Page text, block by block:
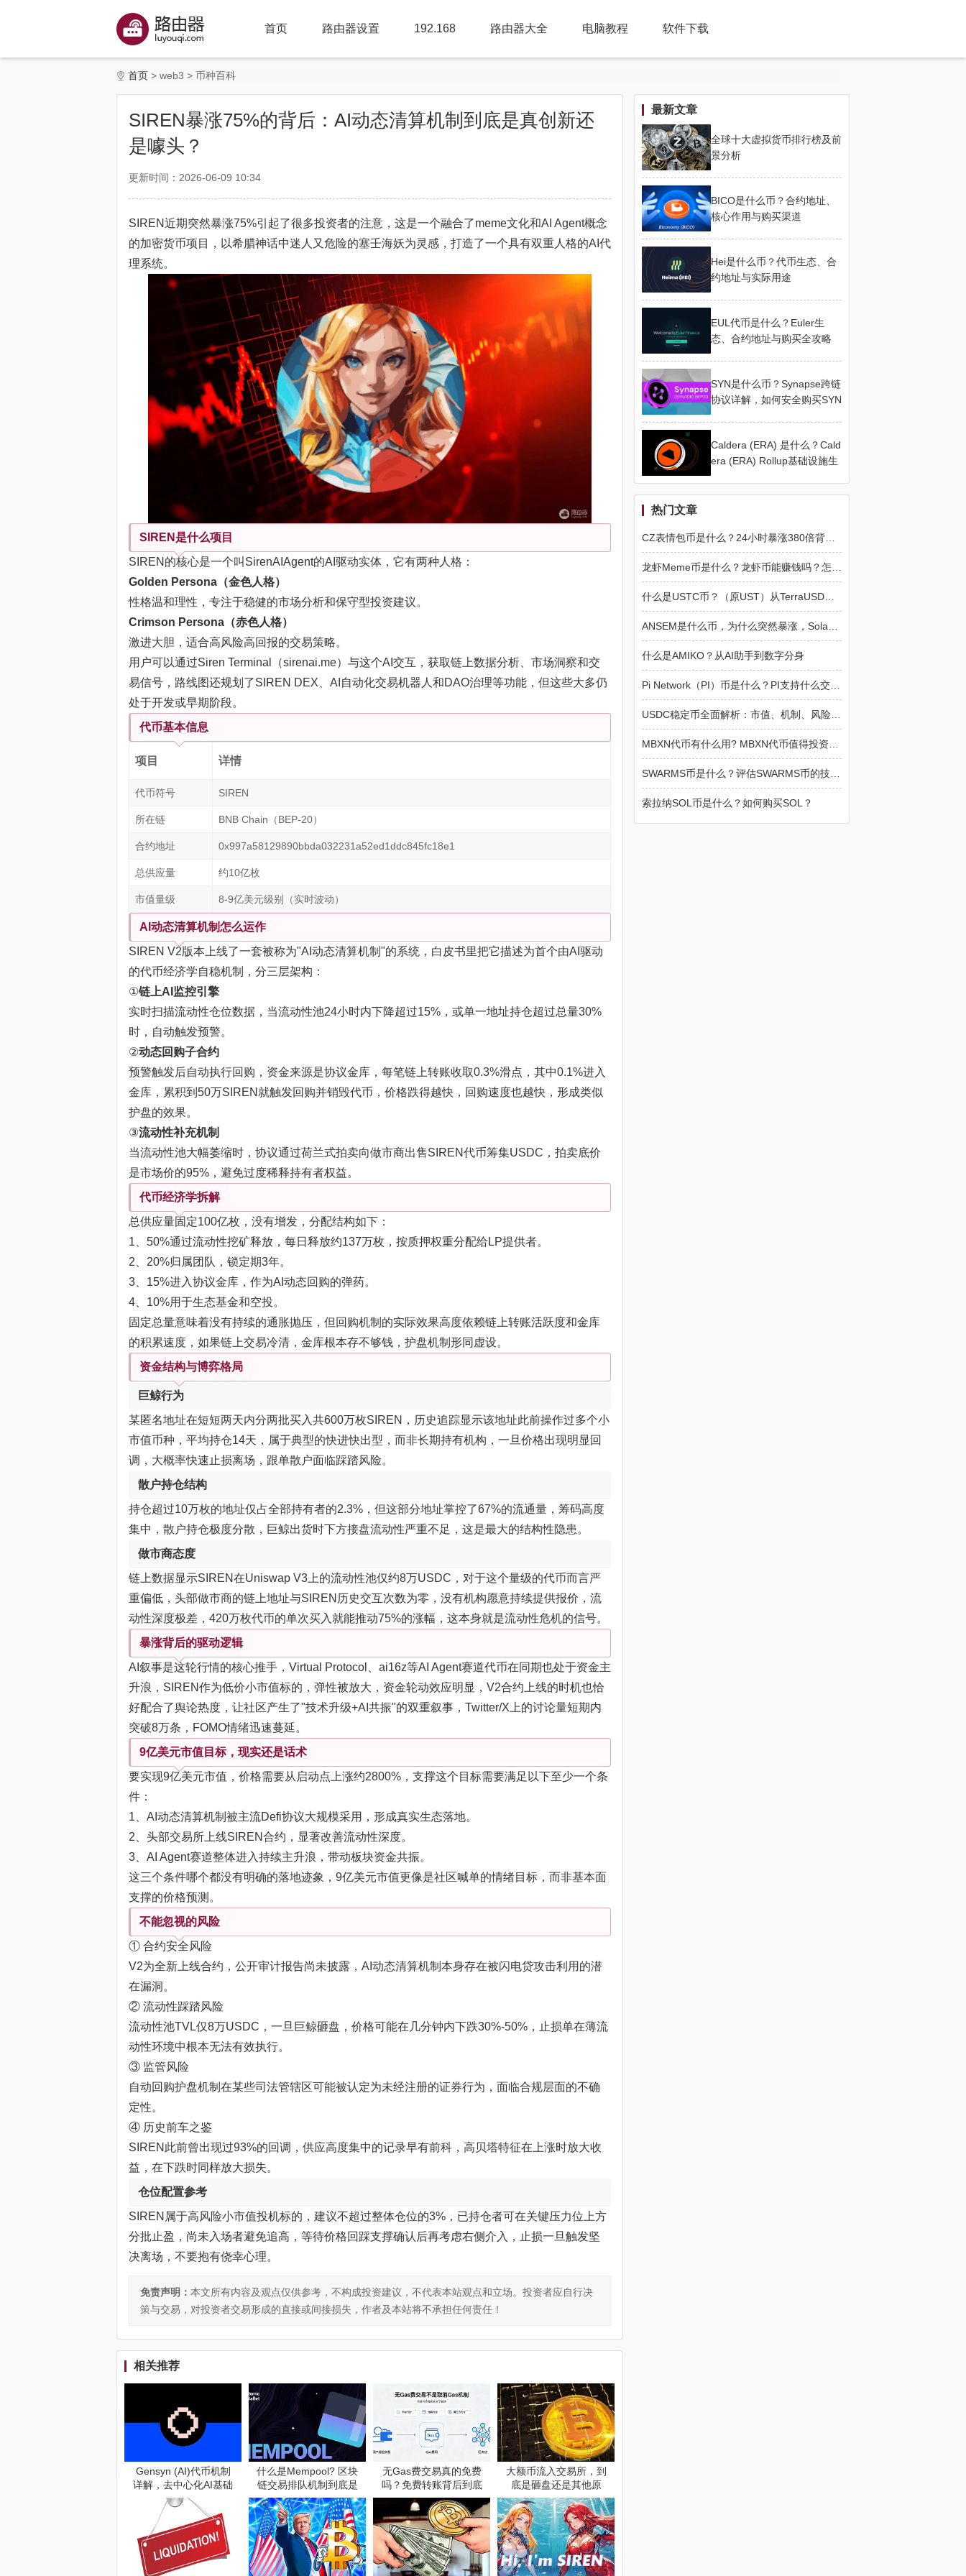
首页 路由器设置 192.168 路由器大全 电脑教程 软件下载
首页 web3 币种百科
SIREN暴涨75%的背后：AI动态清算机制到底是真创新还
是噱头？
更新时间：2026-06-09 10:34
SIREN近期突然暴涨75%引起了很多投资者的注意，这是一个融合了meme文化和AI Agent概念
的加密货币项目，以希腊神话中迷人又危险的塞壬海妖为灵感，打造了一个具有双重人格的AI代
理系统。
SIREN是什么项目
SIREN的核心是一个叫SirenAIAgent的AI驱动实体，它有两种人格：
Golden Persona（金色人格）
性格温和理性，专注于稳健的市场分析和保守型投资建议。
Crimson Persona（赤色人格）
激进大胆，适合高风险高回报的交易策略。
用户可以通过Siren Terminal（sirenai.me）与这个AI交互，获取链上数据分析、市场洞察和交
易信号，路线图还规划了SIREN DEX、AI自动化交易机器人和DAO治理等功能，但这些大多仍
处于开发或早期阶段。
代币基本信息
项目 详情
代币符号 SIREN
所在链 BNB Chain（BEP-20）
合约地址 0x997a58129890bbda032231a52ed1ddc845fc18e1
总供应量 约10亿枚
市值量级 8-9亿美元级别（实时波动）
AI动态清算机制怎么运作
SIREN V2版本上线了一套被称为"AI动态清算机制"的系统，白皮书里把它描述为首个由AI驱动
的代币经济学自稳机制，分三层架构：
①链上AI监控引擎
实时扫描流动性仓位数据，当流动性池24小时内下降超过15%，或单一地址持仓超过总量30%
时，自动触发预警。
②动态回购子合约
预警触发后自动执行回购，资金来源是协议金库，每笔链上转账收取0.3%滑点，其中0.1%进入
金库，累积到50万SIREN就触发回购并销毁代币，价格跌得越快，回购速度也越快，形成类似
护盘的效果。
③流动性补充机制
当流动性池大幅萎缩时，协议通过荷兰式拍卖向做市商出售SIREN代币筹集USDC，拍卖底价
是市场价的95%，避免过度稀释持有者权益。
代币经济学拆解
总供应量固定100亿枚，没有增发，分配结构如下：
1、50%通过流动性挖矿释放，每日释放约137万枚，按质押权重分配给LP提供者。
2、20%归属团队，锁定期3年。
3、15%进入协议金库，作为AI动态回购的弹药。
4、10%用于生态基金和空投。
固定总量意味着没有持续的通胀抛压，但回购机制的实际效果高度依赖链上转账活跃度和金库
的积累速度，如果链上交易冷清，金库根本存不够钱，护盘机制形同虚设。
资金结构与博弈格局
巨鲸行为
某匿名地址在短短两天内分两批买入共600万枚SIREN，历史追踪显示该地址此前操作过多个小
市值币种，平均持仓14天，属于典型的快进快出型，而非长期持有机构，一旦价格出现明显回
调，大概率快速止损离场，跟单散户面临踩踏风险。
散户持仓结构
持仓超过10万枚的地址仅占全部持有者的2.3%，但这部分地址掌控了67%的流通量，筹码高度
集中，散户持仓极度分散，巨鲸出货时下方接盘流动性严重不足，这是最大的结构性隐患。
做市商态度
链上数据显示SIREN在Uniswap V3上的流动性池仅约8万USDC，对于这个量级的代币而言严
重偏低，头部做市商的链上地址与SIREN历史交互次数为零，没有机构愿意持续提供报价，流
动性深度极差，420万枚代币的单次买入就能推动75%的涨幅，这本身就是流动性危机的信号。
暴涨背后的驱动逻辑
AI叙事是这轮行情的核心推手，Virtual Protocol、ai16z等AI Agent赛道代币在同期也处于资金主
升浪，SIREN作为低价小市值标的，弹性被放大，资金轮动效应明显，V2合约上线的时机也恰
好配合了舆论热度，让社区产生了"技术升级+AI共振"的双重叙事，Twitter/X上的讨论量短期内
突破8万条，FOMO情绪迅速蔓延。
9亿美元市值目标，现实还是话术
要实现9亿美元市值，价格需要从启动点上涨约2800%，支撑这个目标需要满足以下至少一个条
件：
1、AI动态清算机制被主流Defi协议大规模采用，形成真实生态落地。
2、头部交易所上线SIREN合约，显著改善流动性深度。
3、AI Agent赛道整体进入持续主升浪，带动板块资金共振。
这三个条件哪个都没有明确的落地迹象，9亿美元市值更像是社区喊单的情绪目标，而非基本面
支撑的价格预测。
不能忽视的风险
① 合约安全风险
V2为全新上线合约，公开审计报告尚未披露，AI动态清算机制本身存在被闪电贷攻击利用的潜
在漏洞。
② 流动性踩踏风险
流动性池TVL仅8万USDC，一旦巨鲸砸盘，价格可能在几分钟内下跌30%-50%，止损单在薄流
动性环境中根本无法有效执行。
③ 监管风险
自动回购护盘机制在某些司法管辖区可能被认定为未经注册的证券行为，面临合规层面的不确
定性。
④ 历史前车之鉴
SIREN此前曾出现过93%的回调，供应高度集中的记录早有前科，高贝塔特征在上涨时放大收
益，在下跌时同样放大损失。
仓位配置参考
SIREN属于高风险小市值投机标的，建议不超过整体仓位的3%，已持仓者可在关键压力位上方
分批止盈，尚未入场者避免追高，等待价格回踩支撑确认后再考虑右侧介入，止损一旦触发坚
决离场，不要抱有侥幸心理。
免责声明： 本文所有内容及观点仅供参考，不构成投资建议，不代表本站观点和立场。投资者应自行决
策与交易，对投资者交易形成的直接或间接损失，作者及本站将不承担任何责任！
相关推荐
Gensyn (AI)代币机制
详解，去中心化AI基础
设施到底是什么
什么是Mempool? 区块
链交易排队机制到底是
什么?
无Gas费交易真的免费
吗？免费转账背后到底
是谁在买单
大额币流入交易所，到
底是砸盘还是其他原
因？
最新文章
全球十大虚拟货币排行榜及前
景分析
BICO是什么币？合约地址、
核心作用与购买渠道
Hei是什么币？代币生态、合
约地址与实际用途
EUL代币是什么？Euler生
态、合约地址与购买全攻略
SYN是什么币？Synapse跨链
协议详解，如何安全购买SYN
Caldera (ERA) 是什么？Cald
era (ERA) Rollup基础设施生
热门文章
什么是AMIKO？从AI助手到数字分身
索拉纳SOL币是什么？如何购买SOL？